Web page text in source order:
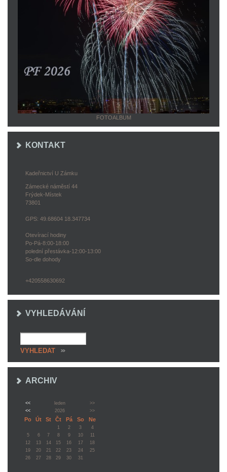
FOTOALBUM
KONTAKT
Kadeřnictví U Zámku
Zámecké náměstí 44
Frýdek-Místek
73801
GPS: 49.68604 18.347734
Otevírací hodiny
Po-Pá-8:00-18:00
polední přestávka-12:00-13:00
So-dle dohody
+420558630692
VYHLEDÁVÁNÍ
ARCHIV
<< leden
>>
<<
2026 >>
Po Út St Čt Pá So Ne
1 2 3
4
5
6 7 8 9 10
11
12
13 14 15 16 17
18
19
20 21 22 23 24
25
26
27 28 29 30 31